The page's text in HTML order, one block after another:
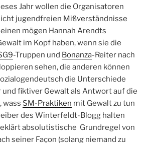
Jahr wollen die Organisatoren
jugendfreien Mißverständnisse
mögen Hannah Arendts
im Kopf haben, wenn sie die
-Truppen und Bonanza-Reiter nach
sehen, die anderen können
die Unterschiede
und fiktiver Gewalt als Antwort auf die
wass SM-Praktiken mit Gewalt zu tun
des Winterfeldt-Blogg halten
absolutistische Grundregel von
seiner Façon (solang niemand zu